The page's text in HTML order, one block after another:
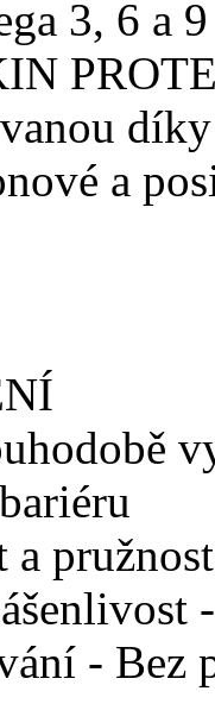
3, 6 a
a
a
- Bez